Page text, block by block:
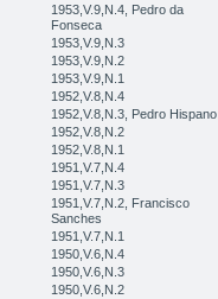
1953,V.9,N.4, Pedro da
Fonseca
1953,V.9,N.3
1953,V.9,N.2
1953,V.9,N.1
1952,V.8,N.4
1952,V.8,N.3, Pedro Hispano
1952,V.8,N.2
1952,V.8,N.1
1951,V.7,N.4
1951,V.7,N.3
1951,V.7,N.2, Francisco
Sanches
1951,V.7,N.1
1950,V.6,N.4
1950,V.6,N.3
1950,V.6,N.2